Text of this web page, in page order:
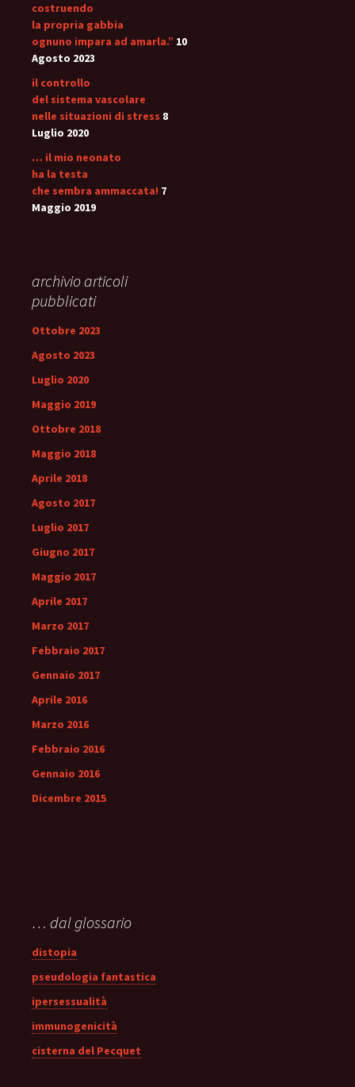
costruendo
la propria gabbia
ognuno impara ad amarla.” 10
Agosto 2023
il controllo
del sistema vascolare
nelle situazioni di stress 8
Luglio 2020
… il mio neonato
ha la testa
che sembra ammaccata! 7
Maggio 2019
archivio articoli
pubblicati
Ottobre 2023
Agosto 2023
Luglio 2020
Maggio 2019
Ottobre 2018
Maggio 2018
Aprile 2018
Agosto 2017
Luglio 2017
Giugno 2017
Maggio 2017
Aprile 2017
Marzo 2017
Febbraio 2017
Gennaio 2017
Aprile 2016
Marzo 2016
Febbraio 2016
Gennaio 2016
Dicembre 2015
… dal glossario
distopia
pseudologia fantastica
ipersessualità
immunogenicità
cisterna del Pecquet